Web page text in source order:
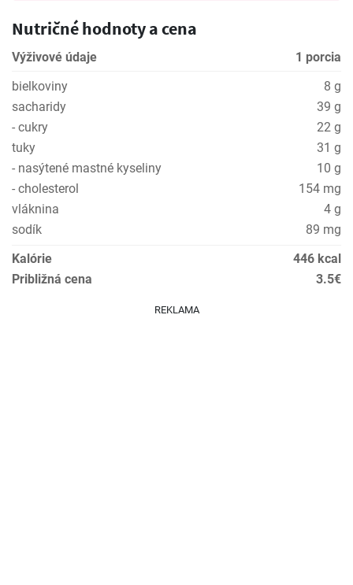
Nutričné hodnoty a cena
Výživové údaje
1 porcia
bielkoviny
8 g
sacharidy
39 g
- cukry
22 g
tuky
31 g
- nasýtené mastné kyseliny
10 g
- cholesterol
154 mg
vláknina
4 g
sodík
89 mg
Kalórie
446 kcal
Približná cena
3.5€
REKLAMA